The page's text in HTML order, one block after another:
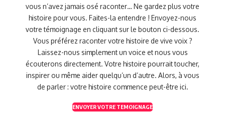
vous n’avez jamais osé raconter… Ne gardez plus votre
histoire pour vous. Faites-la entendre ! Envoyez-nous
votre témoignage en cliquant sur le bouton ci-dessous.
Vous préférez raconter votre histoire de vive voix ?
Laissez-nous simplement un voice et nous vous
écouterons directement. Votre histoire pourrait toucher,
inspirer ou même aider quelqu’un d’autre. Alors, à vous
de parler : votre histoire commence peut-être ici.
ENVOYER VOTRE TEMOIGNAGE